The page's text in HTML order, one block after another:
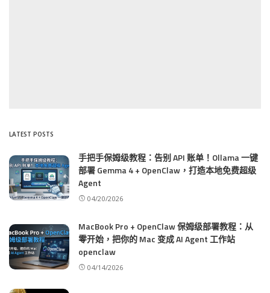
LATEST POSTS
手把手保姆级教程：告别 API 账单！Ollama 一键
部署 Gemma 4 + OpenClaw，打造本地免费超级
Agent
04/20/2026
MacBook Pro + OpenClaw 保姆级部署教程：从
零开始，把你的 Mac 变成 AI Agent 工作站
openclaw
04/14/2026